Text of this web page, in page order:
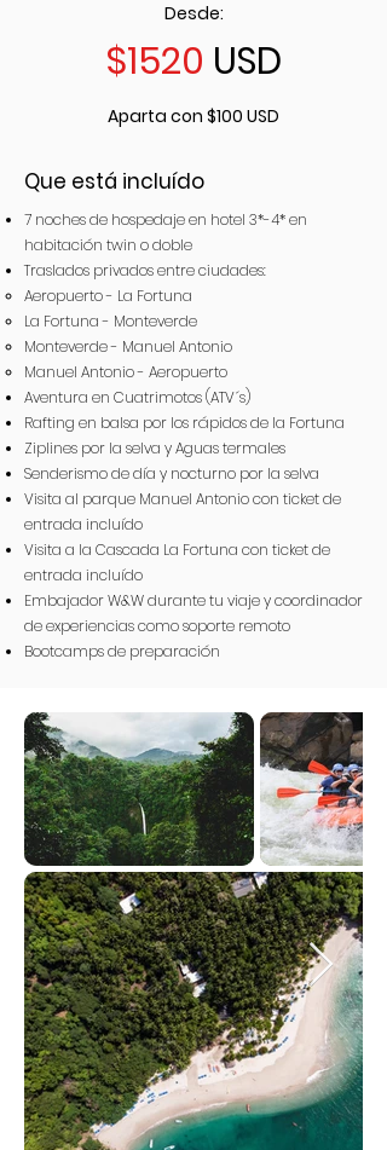
Desde:
$1520 USD
Aparta con $100 USD
Que está incluído
7 noches de hospedaje en hotel 3*-4* en
habitación twin o doble
Traslados privados entre ciudades:
Aeropuerto - La Fortuna
La Fortuna - Monteverde
Monteverde - Manuel Antonio
Manuel Antonio - Aeropuerto
Aventura en Cuatrimotos (ATV´s)
Rafting en balsa por los rápidos de la Fortuna
Ziplines por la selva y Aguas termales
Senderismo de día y nocturno por la selva
Visita al parque Manuel Antonio con ticket de
entrada incluído
Visita a la Cascada La Fortuna con ticket de
entrada incluído
Embajador W&W durante tu viaje y coordinador
de experiencias como soporte remoto
Bootcamps de preparación